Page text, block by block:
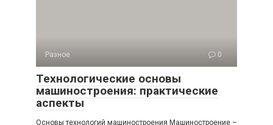
Разное 0
Технологические основы
машиностроения: практические
аспекты
Основы технологий машиностроения Машиностроение –